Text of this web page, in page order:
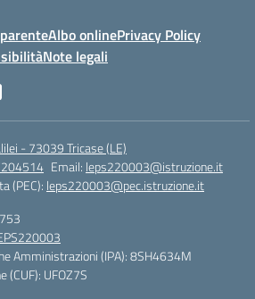
Albo onlinePrivacy Policy
Note legali
- 73039 Tricase (LE)
Email: leps220003@istruzione.it
(PEC): leps220003@pec.istruzione.it
Amministrazioni (IPA): 8SH4634M
(CUF): UFOZ7S